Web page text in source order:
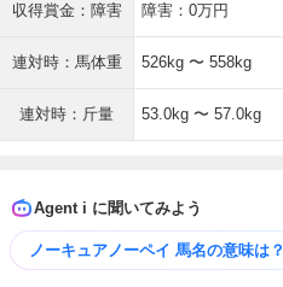
収得賞金：障害 障害：0万円
連対時：馬体重 526kg 〜 558kg
連対時：斤量 53.0kg 〜 57.0kg
Agent i に聞いてみよう
ノーキュアノーペイ 馬名の意味は？